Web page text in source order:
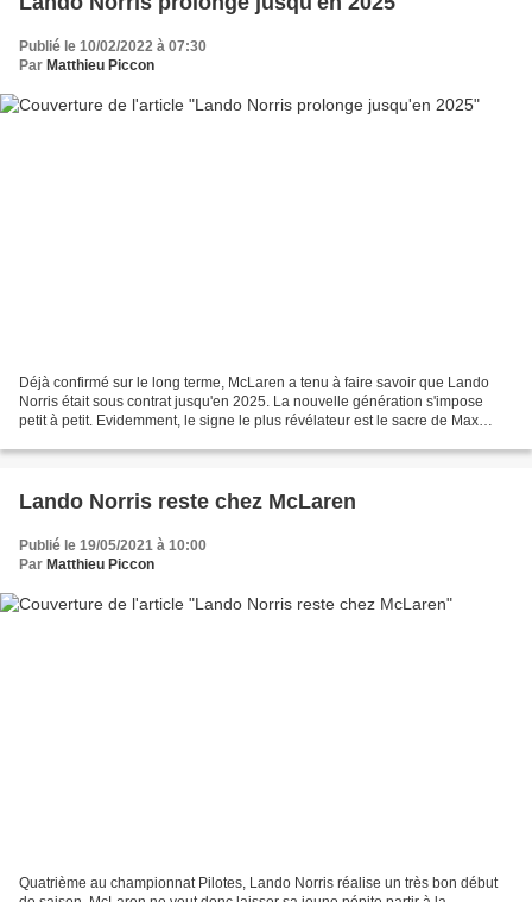
Publié le 10/02/2022 à 07:30
Par Matthieu Piccon
Déjà confirmé sur le long terme, McLaren a tenu à faire savoir que Lando
Norris était sous contrat jusqu'en 2025. La nouvelle génération s'impose
petit à petit. Evidemment, le signe le plus révélateur est le sacre de Max
Lando Norris reste chez McLaren
Publié le 19/05/2021 à 10:00
Par Matthieu Piccon
Quatrième au championnat Pilotes, Lando Norris réalise un très bon début